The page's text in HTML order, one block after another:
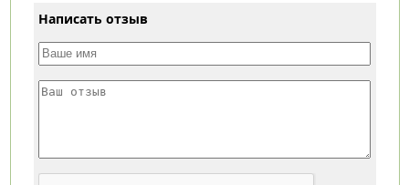
Написать отзыв